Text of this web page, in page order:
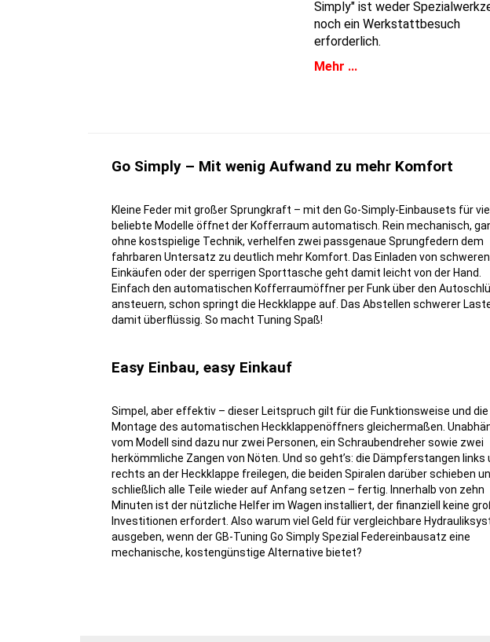
Simply" ist weder
noch ein Werkstattbesuch
erforderlich.
Mehr ...
Go Simply – Mit wenig Aufwand zu mehr Komfort
Kleine Feder mit großer Sprungkraft – mit den Go-Simply-Einbausets für
beliebte Modelle öffnet der Kofferraum automatisch. Rein mechanisch,
ohne kostspielige Technik, verhelfen zwei passgenaue Sprungfedern dem
fahrbaren Untersatz zu deutlich mehr Komfort. Das Einladen von schweren
Einkäufen oder der sperrigen Sporttasche geht damit leicht von der Hand.
Einfach den automatischen Kofferraumöffner per Funk über den
ansteuern, schon springt die Heckklappe auf. Das Abstellen schwerer
damit überflüssig. So macht Tuning Spaß!
Easy Einbau, easy Einkauf
Simpel, aber effektiv – dieser Leitspruch gilt für die Funktionsweise und die
Montage des automatischen Heckklappenöffners gleichermaßen.
vom Modell sind dazu nur zwei Personen, ein Schraubendreher sowie zwei
herkömmliche Zangen von Nöten. Und so geht’s: die Dämpferstangen links
rechts an der Heckklappe freilegen, die beiden Spiralen darüber schieben
schließlich alle Teile wieder auf Anfang setzen – fertig. Innerhalb von zehn
Minuten ist der nützliche Helfer im Wagen installiert, der finanziell keine
Investitionen erfordert. Also warum viel Geld für vergleichbare
ausgeben, wenn der GB-Tuning Go Simply Spezial Federeinbausatz eine
mechanische, kostengünstige Alternative bietet?